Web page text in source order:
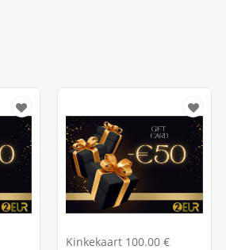
Kinkekaart 100.00 €